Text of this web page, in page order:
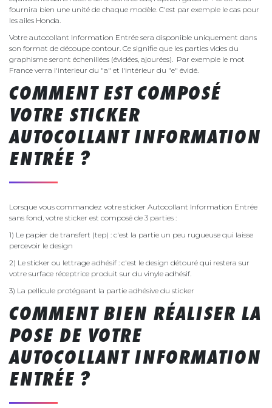
fournira bien une unité de chaque modèle. C'est par exemple le cas pour
les ailes Honda.
Votre autocollant Information Entrée sera disponible uniquement dans
son format de découpe contour. Ce signifie que les parties vides du
graphisme seront échenillées (évidées, ajourées). Par exemple le mot
France verra l'interieur du "a" et l'intérieur du "e" évidé.
COMMENT EST COMPOSÉ
VOTRE STICKER
AUTOCOLLANT INFORMATION
ENTRÉE ?
Lorsque vous commandez votre sticker Autocollant Information Entrée
sans fond, votre sticker est composé de 3 parties :
1) Le papier de transfert (tep) : c'est la partie un peu rugueuse qui laisse
percevoir le design
2) Le sticker ou lettrage adhésif : c'est le design détouré qui restera sur
votre surface réceptrice produit sur du vinyle adhésif.
3) La pellicule protégeant la partie adhésive du sticker
COMMENT BIEN RÉALISER LA
POSE DE VOTRE
AUTOCOLLANT INFORMATION
ENTRÉE ?